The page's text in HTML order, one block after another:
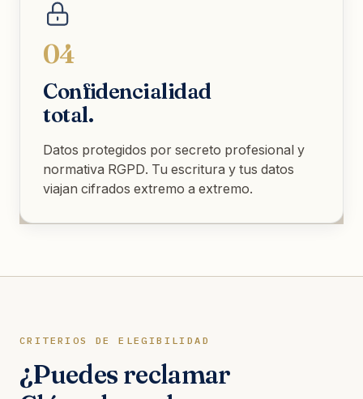
04
Confidencialidad
total.
Datos protegidos por secreto profesional y
normativa RGPD. Tu escritura y tus datos
viajan cifrados extremo a extremo.
CRITERIOS DE ELEGIBILIDAD
¿Puedes reclamar